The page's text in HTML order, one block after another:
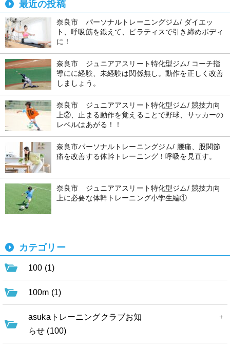
最近の投稿
奈良市 パーソナルトレーニングジム/ ダイエッ
ト、呼吸筋を鍛えて、ピラティスで引き締めボディ
に！
奈良市 ジュニアアスリート特化型ジム/ コーチ指
導にに経験、未経験は関係無し。動作を正しく改善
しましょう。
奈良市 ジュニアアスリート特化型ジム/ 競技力向
上②、止まる動作を覚えることで野球、サッカーの
レベルはあがる！！
奈良市パーソナルトレーニングジム/ 腰痛、股関節
痛を改善する体幹トレーニング！呼吸を見直す。
奈良市 ジュニアアスリート特化型ジム/ 競技力向
上に必要な体幹トレーニング小学生編①
カテゴリー
100 (1)
100m (1)
asukaトレーニングクラブお知
らせ (100)